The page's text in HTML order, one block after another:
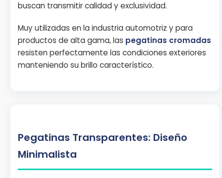
buscan transmitir calidad y exclusividad.
Muy utilizadas en la industria automotriz y para
productos de alta gama, las pegatinas cromadas
resisten perfectamente las condiciones exteriores
manteniendo su brillo característico.
Pegatinas Transparentes: Diseño
Minimalista